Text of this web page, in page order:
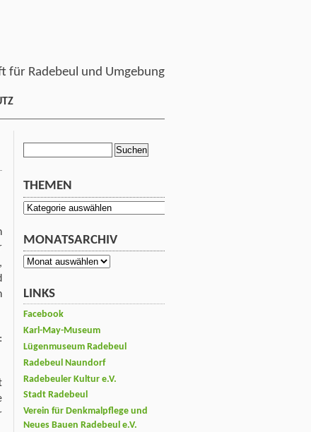
für Radebeul und Umgebung
THEMEN
Themen
MONATSARCHIV
Monatsarchiv
LINKS
Facebook
Karl-May-Museum
Lügenmuseum Radebeul
Radebeul Naundorf
Radebeuler Kultur e.V.
Stadt Radebeul
Verein für Denkmalpflege und
Neues Bauen Radebeul e.V.